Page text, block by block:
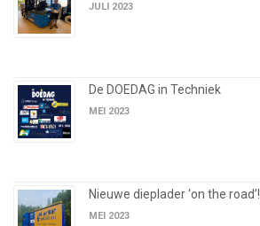
JULI 2023
De DOEDAG in Techniek
MEI 2023
Nieuwe dieplader ‘on the road’!
MEI 2023